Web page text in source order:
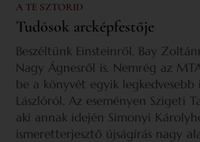
A TE SZTORID
Tudósok arcképfestője
Beszéltünk Einsteinről, Bay
Nagy Ágnesről is. Nemrég az
be a könyvét egyik
Lászlóról. Az eseményen Szigeti
aki annak idején Simonyi
ismeretterjesztő újságírás nagy